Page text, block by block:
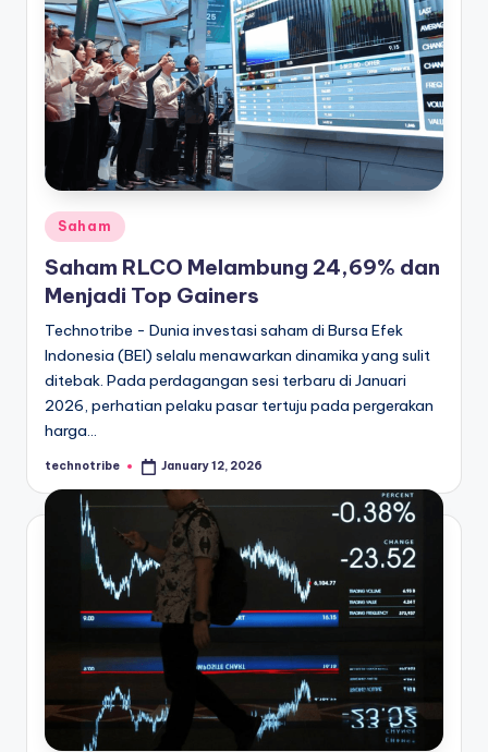
Posted
in
Saham
Saham RLCO Melambung 24,69% dan
Menjadi Top Gainers
Technotribe - Dunia investasi saham di Bursa Efek
Indonesia (BEI) selalu menawarkan dinamika yang sulit
ditebak. Pada perdagangan sesi terbaru di Januari
2026, perhatian pelaku pasar tertuju pada pergerakan
harga…
Posted
technotribe January 12, 2026